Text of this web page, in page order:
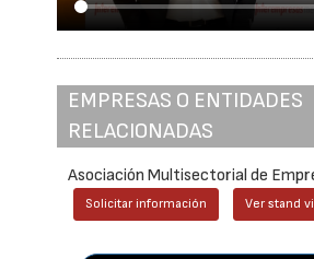
EMPRESAS O ENTIDADES
RELACIONADAS
Asociación Multisectorial de
Solicitar información Ver stand